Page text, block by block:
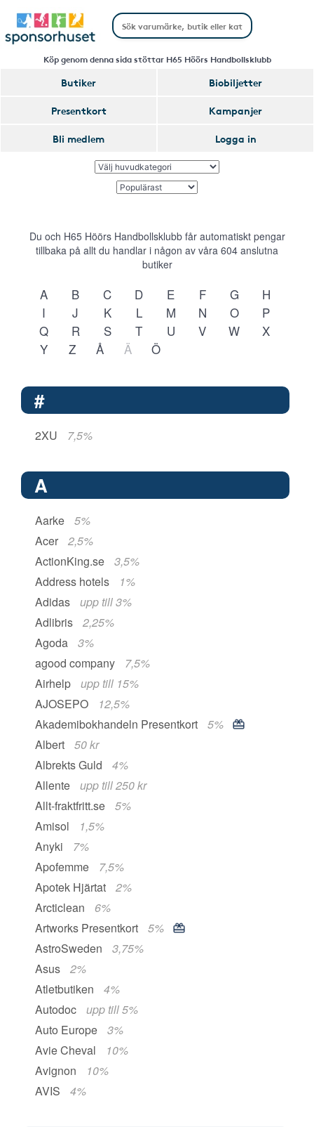
Köp genom denna sida stöttar H65 Höörs Handbollsklubb
Butiker
Biobiljetter
Presentkort
Kampanjer
Bli medlem
Logga in
Du och H65 Höörs Handbollsklubb får automatiskt pengar
tillbaka på allt du handlar i någon av våra 604 anslutna
butiker
A B C D E F G
H
I
J K L M N O
P
Q
R S T U V W
X
Y
Z Å Ä Ö
#
2XU 7,5%
A
Aarke
5%
Acer
2,5%
ActionKing.se
3,5%
Address hotels
1%
Adidas
upp till 3%
Adlibris
2,25%
Agoda
3%
agood company
7,5%
Airhelp
upp till 15%
AJOSEPO
12,5%
Akademibokhandeln Presentkort
5%
Albert
50 kr
Albrekts Guld
4%
Allente
upp till 250 kr
Allt-fraktfritt.se
5%
Amisol
1,5%
Anyki
7%
Apofemme
7,5%
Apotek Hjärtat
2%
Arcticlean
6%
Artworks Presentkort
5%
AstroSweden
3,75%
Asus
2%
Atletbutiken
4%
Autodoc
upp till 5%
Auto Europe
3%
Avie Cheval
10%
Avignon
10%
AVIS
4%